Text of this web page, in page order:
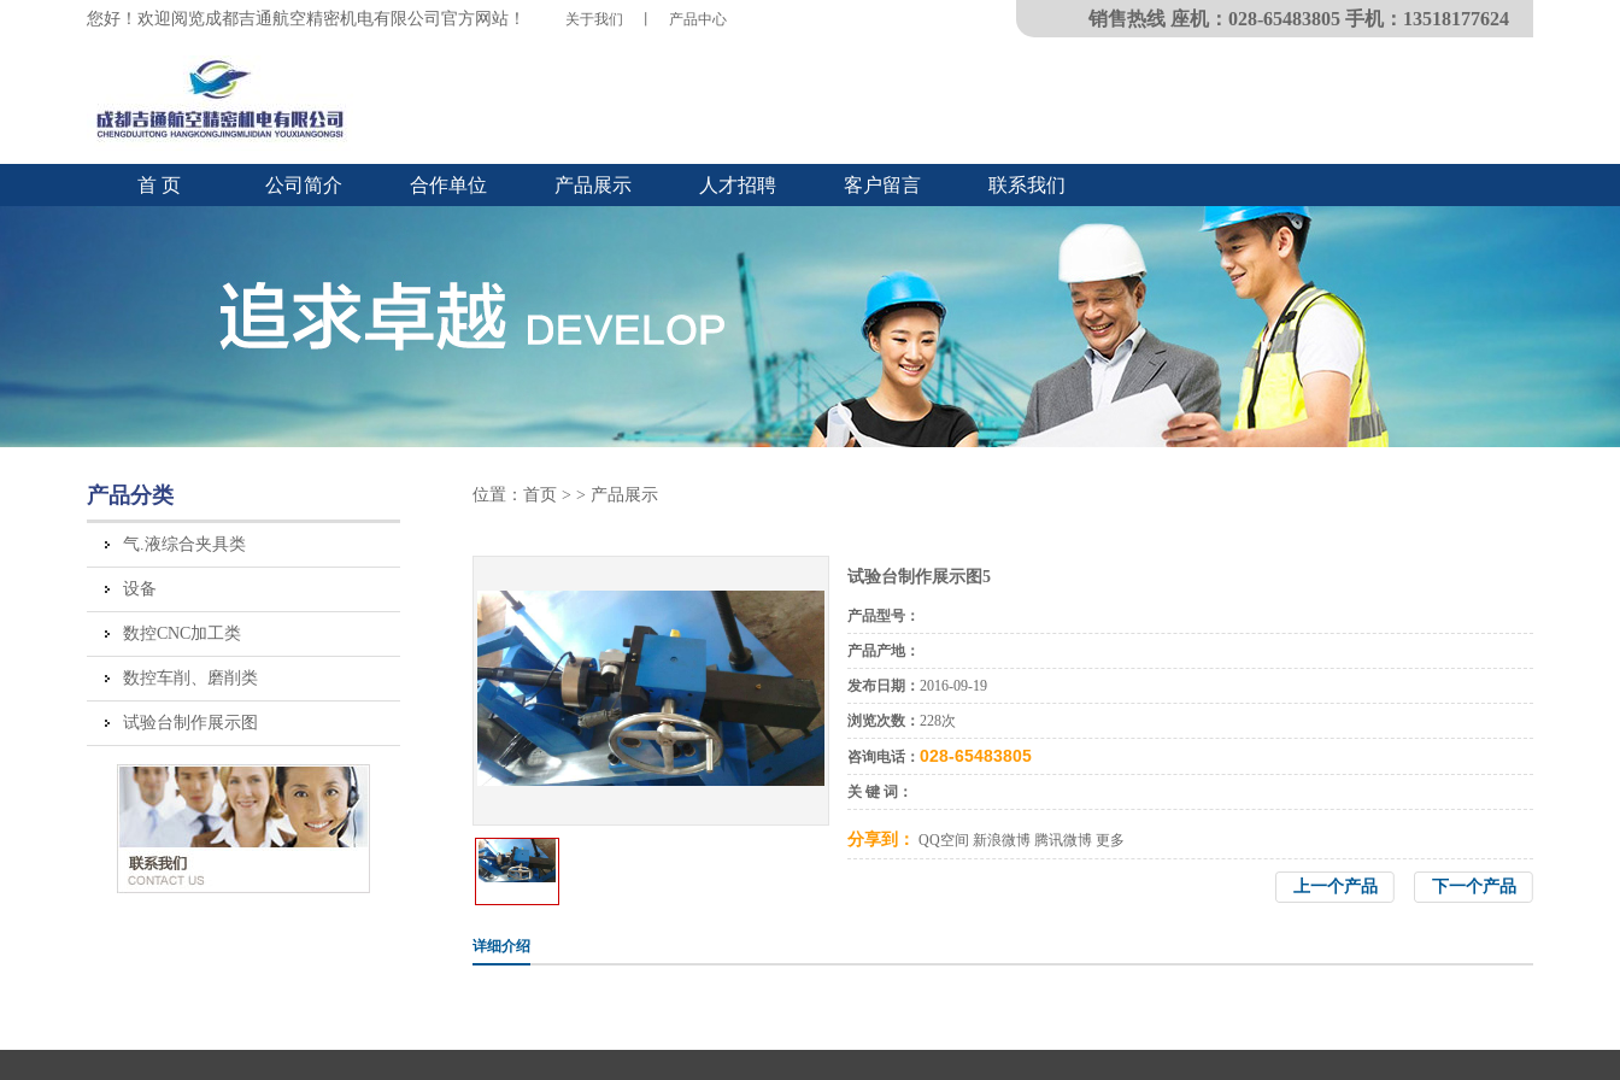
您好！欢迎阅览成都吉通航空精密机电有限公司官方网站！ 关于我们 产品中心 销售热线 座机：028-65483805 手机：13518177624​​​​​​​​​​​
首 页 公司简介 合作单位 产品展示 人才招聘 客户留言 联系我们
产品分类
气.液综合夹具类
设备
数控CNC加工类
数控车削、磨削类
试验台制作展示图
位置： 首页 > > 产品展示
试验台制作展示图5
产品型号：
产品产地：
发布日期： 2016-09-19
浏览次数： 228次
咨询电话： 028-65483805
关 键 词：
分享到： QQ空间 新浪微博 腾讯微博 更多
下一个产品
上一个产品
详细介绍